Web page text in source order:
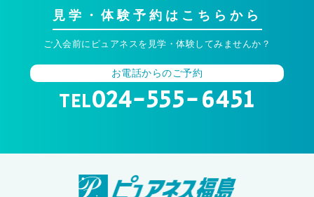
見学・体験予約はこちらから
ご入会前にピュアネスを見学・体験してみませんか？
お電話からのご予約
TEL024-555-6451